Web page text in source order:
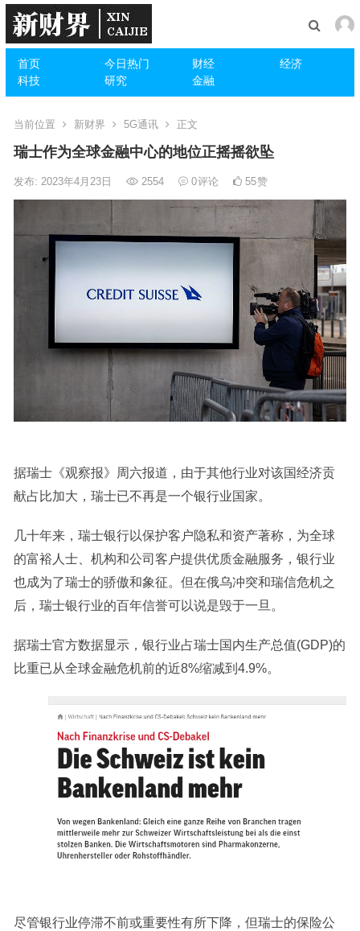
首页 今日热门 财经
经济
科技
研究 金融
当前位置 新财界 5G通讯 正文
瑞士作为全球金融中心的地位正摇摇欲坠
发布: 2023年4月23日 2554 0评论 55赞
据瑞士《观察报》周六报道，由于其他行业对该国经济贡
献占比加大，瑞士已不再是一个银行业国家。
几十年来，瑞士银行以保护客户隐私和资产著称，为全球
的富裕人士、机构和公司客户提供优质金融服务，银行业
也成为了瑞士的骄傲和象征。但在俄乌冲突和瑞信危机之
后，瑞士银行业的百年信誉可以说是毁于一旦。
据瑞士官方数据显示，银行业占瑞士国内生产总值(GDP)的
比重已从全球金融危机前的近8%缩减到4.9%。
尽管银行业停滞不前或重要性有所下降，但瑞士的保险公